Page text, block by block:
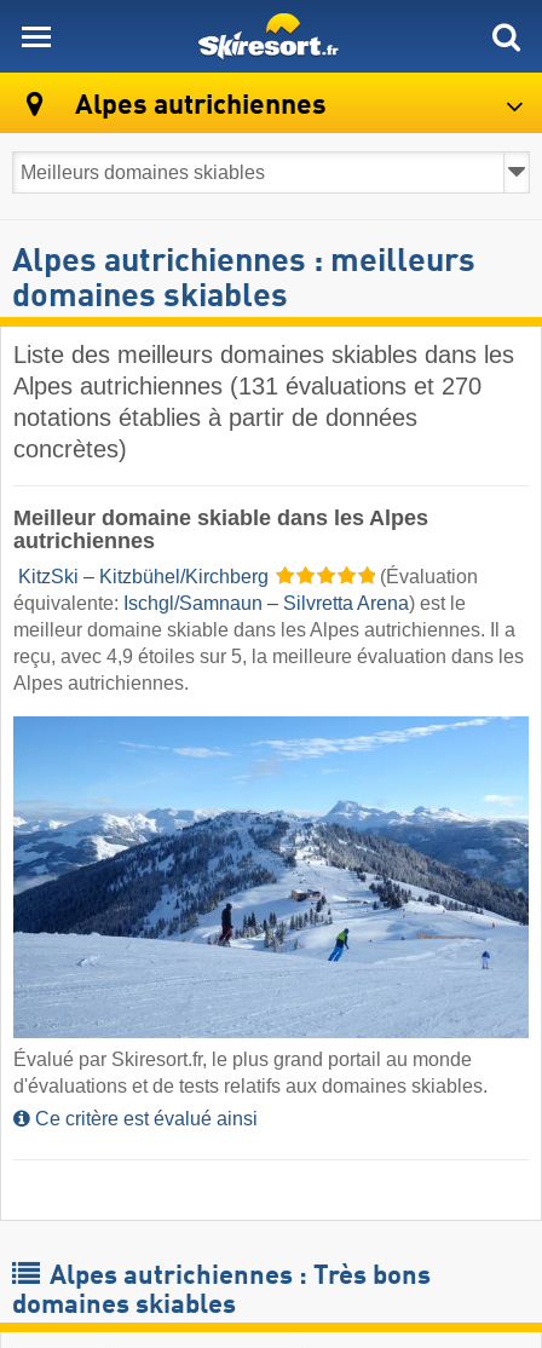
Alpes autrichiennes
Alpes autrichiennes : meilleurs
domaines skiables
Liste des meilleurs domaines skiables dans les
Alpes autrichiennes (131 évaluations et 270
notations établies à partir de données
concrètes)
Meilleur domaine skiable dans les Alpes
autrichiennes
KitzSki – Kitzbühel/​Kirchberg
(Évaluation
équivalente: Ischgl/​Samnaun – Silvretta Arena) est le
meilleur domaine skiable dans les Alpes autrichiennes. Il a
reçu, avec 4,9 étoiles sur 5, la meilleure évaluation dans les
Alpes autrichiennes.
Évalué par Skiresort.fr, le plus grand portail au monde
d'évaluations et de tests relatifs aux domaines skiables.
Ce critère est évalué ainsi
Alpes autrichiennes : Très bons
domaines skiables